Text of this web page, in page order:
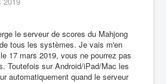
le serveur de scores du Mahjong
tous les systèmes. Je vais m'en
17 mars 2019, vous ne pourrez pas
Toutefois sur Android/iPad/Mac les
automatiquement quand le serveur